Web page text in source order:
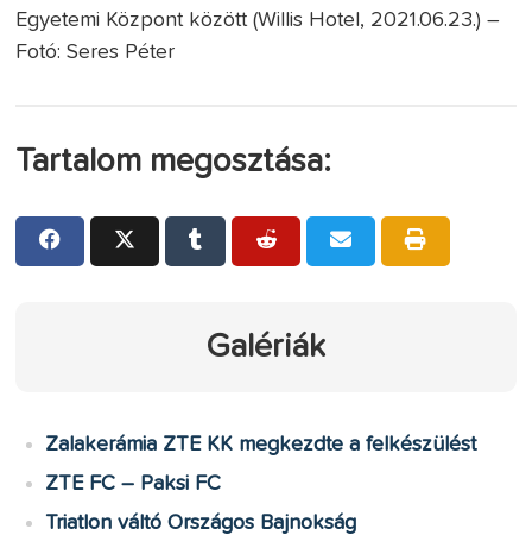
Egyetemi Központ között (Willis Hotel, 2021.06.23.) –
Fotó: Seres Péter
Tartalom megosztása:
Galériák
Zalakerámia ZTE KK megkezdte a felkészülést
ZTE FC – Paksi FC
Triatlon váltó Országos Bajnokság